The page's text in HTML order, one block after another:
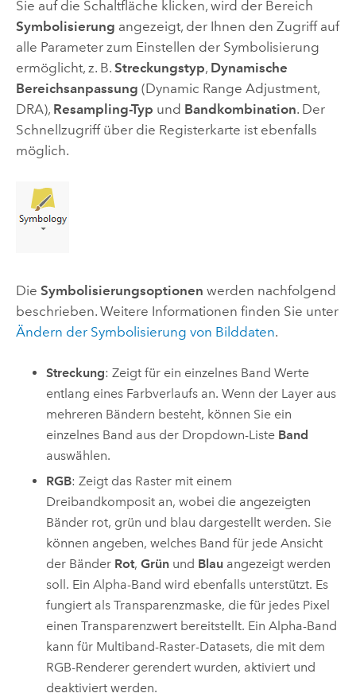
Sie auf die Schaltfläche klicken, wird der Bereich
Symbolisierung angezeigt, der Ihnen den Zugriff auf
alle Parameter zum Einstellen der Symbolisierung
ermöglicht, z. B. Streckungstyp, Dynamische
Bereichsanpassung (Dynamic Range Adjustment,
DRA), Resampling-Typ und Bandkombination. Der
Schnellzugriff über die Registerkarte ist ebenfalls
möglich.
Die Symbolisierungsoptionen werden nachfolgend
beschrieben. Weitere Informationen finden Sie unter
Ändern der Symbolisierung von Bilddaten.
Streckung: Zeigt für ein einzelnes Band Werte
entlang eines Farbverlaufs an. Wenn der Layer aus
mehreren Bändern besteht, können Sie ein
einzelnes Band aus der Dropdown-Liste Band
auswählen.
RGB: Zeigt das Raster mit einem
Dreibandkomposit an, wobei die angezeigten
Bänder rot, grün und blau dargestellt werden. Sie
können angeben, welches Band für jede Ansicht
der Bänder Rot,Grün und Blau angezeigt werden
soll. Ein Alpha-Band wird ebenfalls unterstützt. Es
fungiert als Transparenzmaske, die für jedes Pixel
einen Transparenzwert bereitstellt. Ein Alpha-Band
kann für Multiband-Raster-Datasets, die mit dem
RGB-Renderer gerendert wurden, aktiviert und
deaktiviert werden.